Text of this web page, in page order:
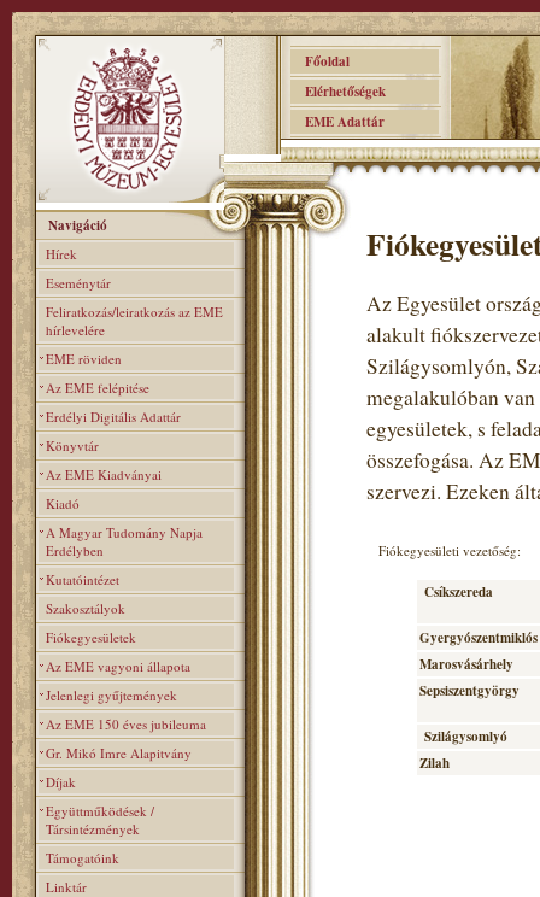
Főoldal
Elérhetőségek
EME Adattár
Navigáció
Hírek
Eseménytár
Feliratkozás/leiratkozás az EME
hírlevelére
EME röviden
Az EME felépitése
Erdélyi Digitális Adattár
Könyvtár
Az EME Kiadványai
Kiadó
A Magyar Tudomány Napja
Erdélyben
Kutatóintézet
Szakosztályok
Fiókegyesületek
Az EME vagyoni állapota
Jelenlegi gyűjtemények
Az EME 150 éves jubileuma
Gr. Mikó Imre Alapitvány
Díjak
Együttműködések /
Társintézmények
Támogatóink
Linktár
Az Egyesület
alakult
Szilágysomlyón,
megalakulóban
egyesületek, s
összefogása. Az
szervezi. Ezeken
Fiókegyesületi vezetőség:
Csíkszereda
Gyergyószentmiklós
Marosvásárhely
Sepsiszentgyörgy
Szilágysomlyó
Zilah